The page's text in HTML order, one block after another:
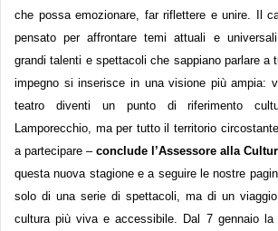
che possa emozionare, far riflettere e unire. Il
pensato per affrontare temi attuali e
grandi talenti e spettacoli che sappiano parlare a
impegno si inserisce in una visione più ampia:
teatro diventi un punto di riferimento
Lamporecchio, ma per tutto il territorio
a partecipare –conclude l’Assessore alla
questa nuova stagione e a seguire le nostre
solo di una serie di spettacoli, ma di un
cultura più viva e accessibile. Dal 7 gennaio la